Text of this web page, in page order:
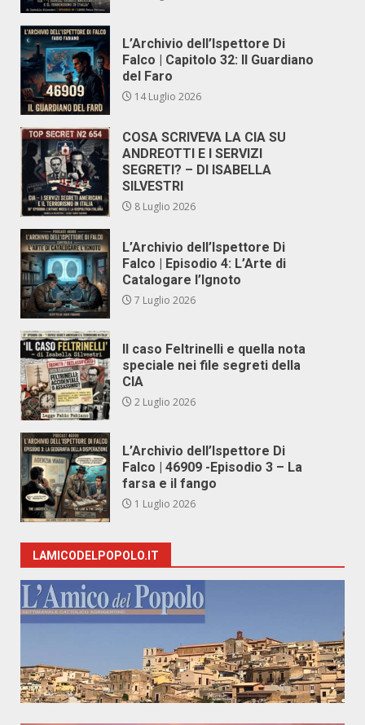
L’Archivio dell’Ispettore Di
Falco | Capitolo 32: Il Guardiano
del Faro
14 Luglio 2026
COSA SCRIVEVA LA CIA SU
ANDREOTTI E I SERVIZI
SEGRETI? – DI ISABELLA
SILVESTRI
8 Luglio 2026
L’Archivio dell’Ispettore Di
Falco | Episodio 4: L’Arte di
Catalogare l’Ignoto
7 Luglio 2026
Il caso Feltrinelli e quella nota
speciale nei file segreti della
CIA
2 Luglio 2026
L’Archivio dell’Ispettore Di
Falco | 46909 -Episodio 3 – La
farsa e il fango
1 Luglio 2026
LAMICODELPOPOLO.IT